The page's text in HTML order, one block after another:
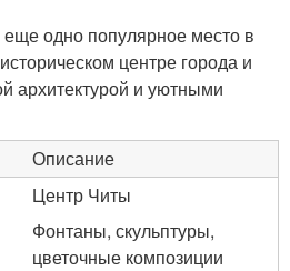
одно популярное место в
центре города и
архитектурой и уютными
Описание
Центр Читы
Фонтаны, скульптуры,
цветочные композиции